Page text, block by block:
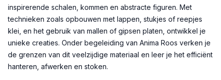
inspirerende schalen, kommen en abstracte figuren. Met
technieken zoals opbouwen met lappen, stukjes of reepjes
klei, en het gebruik van mallen of gipsen platen, ontwikkel je
unieke creaties. Onder begeleiding van Anima Roos verken je
de grenzen van dit veelzijdige materiaal en leer je het efficiënt
hanteren, afwerken en stoken.